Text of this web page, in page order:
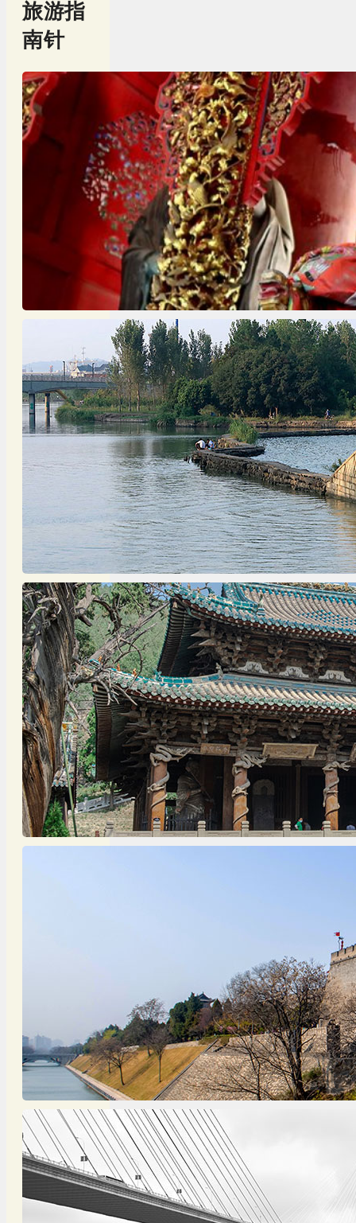
旅游指
南针